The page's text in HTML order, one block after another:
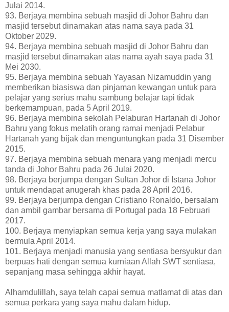
Julai 2014.
93. Berjaya membina sebuah masjid di Johor Bahru dan
masjid tersebut dinamakan atas nama saya pada 31
Oktober 2029.
94. Berjaya membina sebuah masjid di Johor Bahru dan
masjid tersebut dinamakan atas nama ayah saya pada 31
Mei 2030.
95. Berjaya membina sebuah Yayasan Nizamuddin yang
memberikan biasiswa dan pinjaman kewangan untuk para
pelajar yang serius mahu sambung belajar tapi tidak
berkemampuan, pada 5 April 2019.
96. Berjaya membina sekolah Pelaburan Hartanah di Johor
Bahru yang fokus melatih orang ramai menjadi Pelabur
Hartanah yang bijak dan menguntungkan pada 31 Disember
2015.
97. Berjaya membina sebuah menara yang menjadi mercu
tanda di Johor Bahru pada 26 Julai 2020.
98. Berjaya berjumpa dengan Sultan Johor di Istana Johor
untuk mendapat anugerah khas pada 28 April 2016.
99. Berjaya berjumpa dengan Cristiano Ronaldo, bersalam
dan ambil gambar bersama di Portugal pada 18 Februari
2017.
100. Berjaya menyiapkan semua kerja yang saya mulakan
bermula April 2014.
101. Berjaya menjadi manusia yang sentiasa bersyukur dan
berpuas hati dengan semua kurniaan Allah SWT sentiasa,
sepanjang masa sehingga akhir hayat.
Alhamdulillah, saya telah capai semua matlamat di atas dan
semua perkara yang saya mahu dalam hidup.